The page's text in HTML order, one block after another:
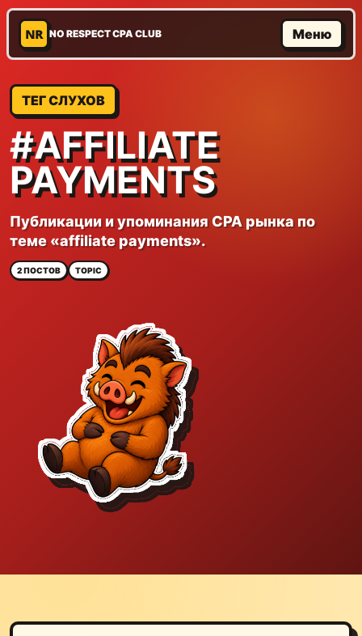
NR NO RESPECT CPA CLUB Меню
ТЕГ СЛУХОВ
#AFFILIATE
PAYMENTS
Публикации и упоминания CPA рынка по
теме «affiliate payments».
2 ПОСТОВ TOPIC